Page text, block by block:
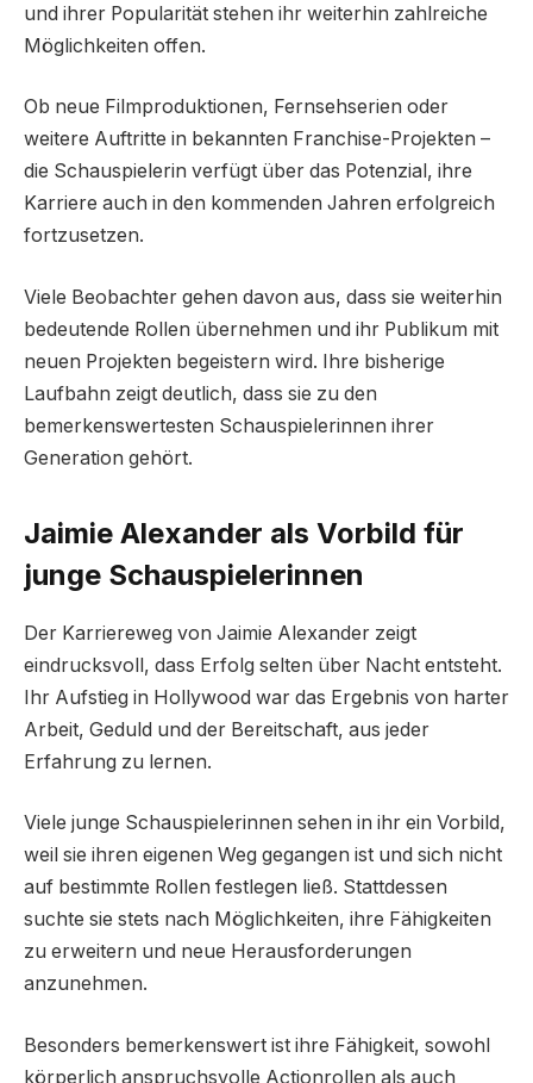
und ihrer Popularität stehen ihr weiterhin zahlreiche
Möglichkeiten offen.
Ob neue Filmproduktionen, Fernsehserien oder
weitere Auftritte in bekannten Franchise-Projekten –
die Schauspielerin verfügt über das Potenzial, ihre
Karriere auch in den kommenden Jahren erfolgreich
fortzusetzen.
Viele Beobachter gehen davon aus, dass sie weiterhin
bedeutende Rollen übernehmen und ihr Publikum mit
neuen Projekten begeistern wird. Ihre bisherige
Laufbahn zeigt deutlich, dass sie zu den
bemerkenswertesten Schauspielerinnen ihrer
Generation gehört.
Jaimie Alexander als Vorbild für
junge Schauspielerinnen
Der Karriereweg von Jaimie Alexander zeigt
eindrucksvoll, dass Erfolg selten über Nacht entsteht.
Ihr Aufstieg in Hollywood war das Ergebnis von harter
Arbeit, Geduld und der Bereitschaft, aus jeder
Erfahrung zu lernen.
Viele junge Schauspielerinnen sehen in ihr ein Vorbild,
weil sie ihren eigenen Weg gegangen ist und sich nicht
auf bestimmte Rollen festlegen ließ. Stattdessen
suchte sie stets nach Möglichkeiten, ihre Fähigkeiten
zu erweitern und neue Herausforderungen
anzunehmen.
Besonders bemerkenswert ist ihre Fähigkeit, sowohl
körperlich anspruchsvolle Actionrollen als auch